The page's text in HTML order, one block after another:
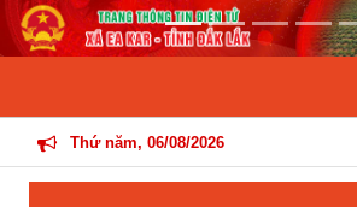
Thứ năm, 06/08/2026